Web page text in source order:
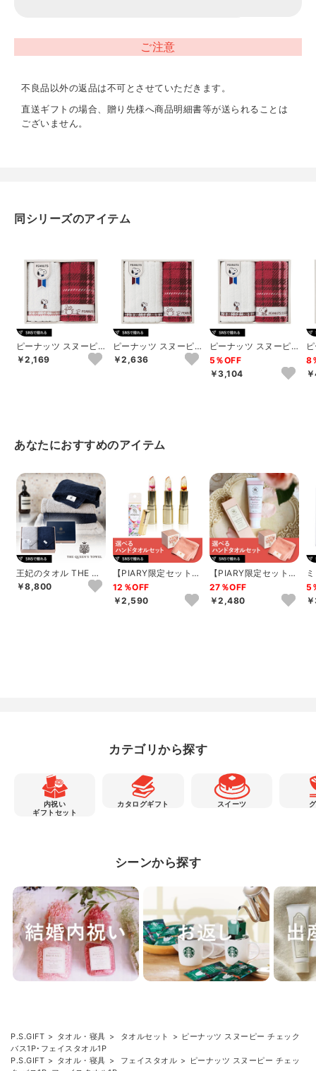
340×800mm）×各1
ご注意
不良品以外の返品は不可とさせていただきます。
直送ギフトの場合、贈り先様へ商品明細書等が送られることは
ございません。
同シリーズのアイテム
ピーナッツ スヌーピ
ー チェック ウォッシ
ュタオル2P
￥2,169
ピーナッツ スヌーピ
ー チェック フェイス1
P･ウォッシ...
￥2,636
ピーナッツ スヌーピ
ー チェック フェイス
タオル2P
5％OFF
￥3,104
P
8
あなたにおすすめのアイテム
王妃のタオル THE QU
EEN’S TOWEL バス
タ...
￥8,800
【PIARY限定セット】
選べるTHE QUEEN’S
T...
12％OFF
￥2,590
【PIARY限定セット】
選べるTHE QUEEN’S
T...
27％OFF
￥2,480
5
カテゴリから探す
内祝い
ギフトセット
カタログギフト スイーツ
シーンから探す
P.S.GIFT タオル・寝具 タオルセット
ピーナッツ スヌーピー チェック
バス1P･フェイスタオル1P
P.S.GIFT
タオル・寝具 フェイスタオル
ピーナッツ スヌーピー チェッ